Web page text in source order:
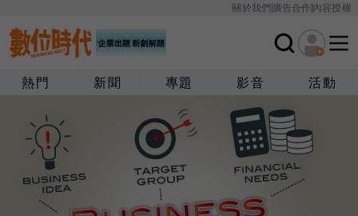
關於我們廣告合作內容授權
熱門 新聞 專題 影音 活動